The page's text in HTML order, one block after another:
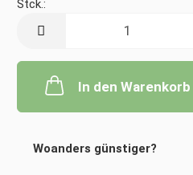
Stck.:
Stck.
In den Warenkorb
Woanders günstiger?